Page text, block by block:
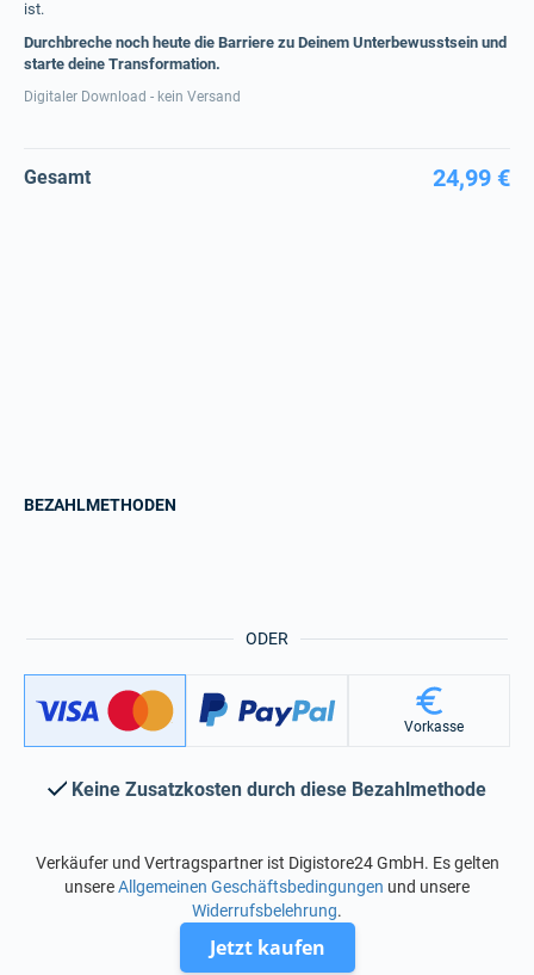
ist.
Durchbreche noch heute die Barriere zu Deinem Unterbewusstsein und
starte deine Transformation.
Digitaler Download - kein Versand
Gesamt 24,99 €
ODER
BEZAHLMETHODEN
Vorkasse
Keine Zusatzkosten durch diese Bezahlmethode
Verkäufer und Vertragspartner ist Digistore24 GmbH. Es gelten
unsereAllgemeinen Geschäftsbedingungen und unsere
Widerrufsbelehrung.
Jetzt kaufen